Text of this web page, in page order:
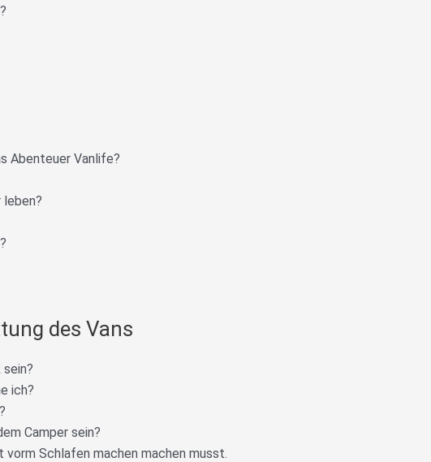
Abenteuer Vanlife?
leben?
des Vans
ich?
Camper sein?
Schlafen machen machen musst.